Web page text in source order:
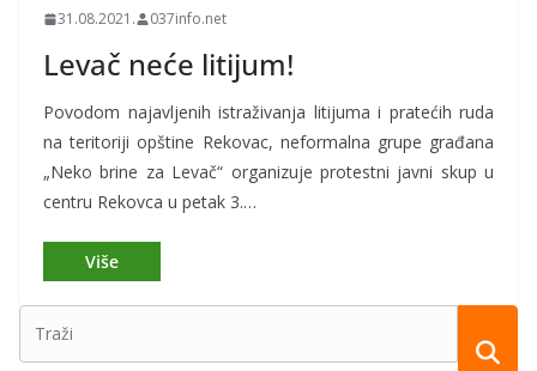
31.08.2021. 037info.net
Levač neće litijum!
Povodom najavljenih istraživanja litijuma i pratećih ruda
na teritoriji opštine Rekovac, neformalna grupe građana
„Neko brine za Levač“ organizuje protestni javni skup u
centru Rekovca u petak 3.…